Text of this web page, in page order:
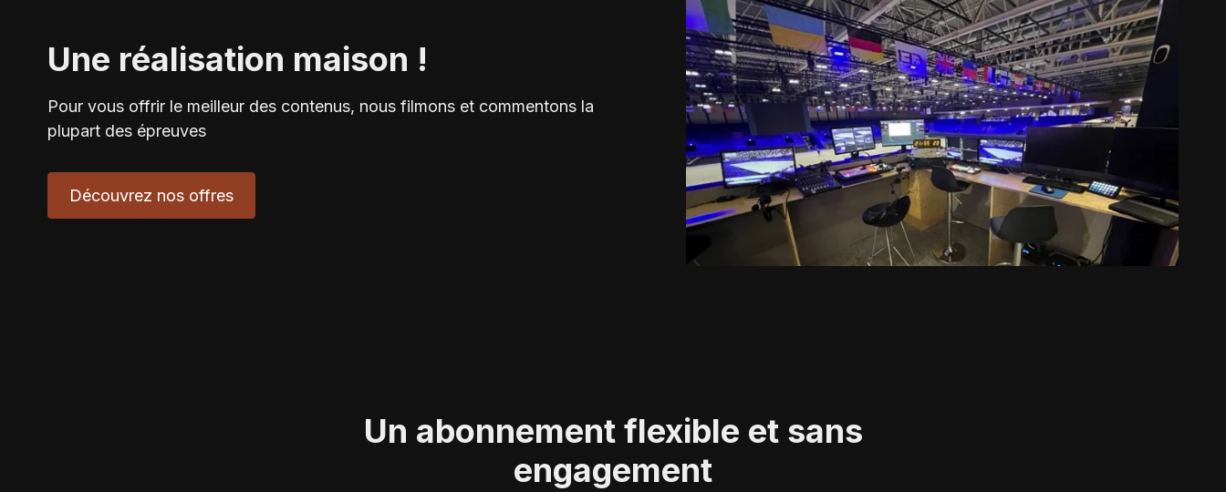
Une réalisation maison !
Pour vous offrir le meilleur des contenus, nous filmons et commentons la
plupart des épreuves
Découvrez nos offres
Un abonnement flexible et sans
engagement